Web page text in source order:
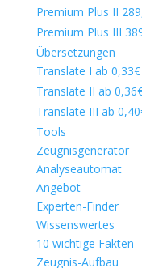
Premium Plus II
Premium Plus III
Übersetzungen
Translate I ab
Translate II ab
Translate III ab
Tools
Zeugnisgenerator
Analyseautomat
Angebot
Experten-Finder
Wissenswertes
10 wichtige Fakten
Zeugnis-Aufbau